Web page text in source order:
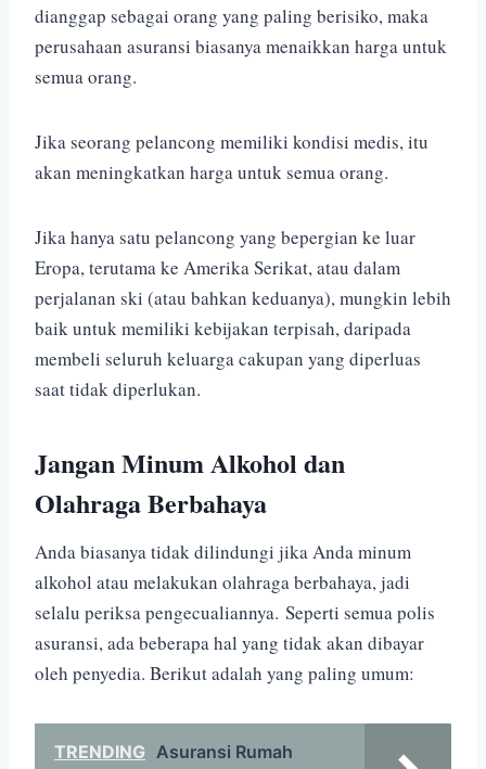
dianggap sebagai orang yang paling berisiko, maka
perusahaan asuransi biasanya menaikkan harga untuk
semua orang.
Jika seorang pelancong memiliki kondisi medis, itu
akan meningkatkan harga untuk semua orang.
Jika hanya satu pelancong yang bepergian ke luar
Eropa, terutama ke Amerika Serikat, atau dalam
perjalanan ski (atau bahkan keduanya), mungkin lebih
baik untuk memiliki kebijakan terpisah, daripada
membeli seluruh keluarga cakupan yang diperluas
saat tidak diperlukan.
Jangan Minum Alkohol dan
Olahraga Berbahaya
Anda biasanya tidak dilindungi jika Anda minum
alkohol atau melakukan olahraga berbahaya, jadi
selalu periksa pengecualiannya. Seperti semua polis
asuransi, ada beberapa hal yang tidak akan dibayar
oleh penyedia. Berikut adalah yang paling umum:
TRENDING Asuransi Rumah